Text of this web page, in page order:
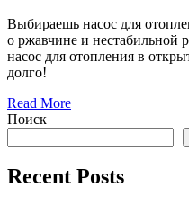
Выбираешь насос для
о ржавчине и нестабильной
насос для отопления в
долго!
Read More
Поиск
Recent Posts